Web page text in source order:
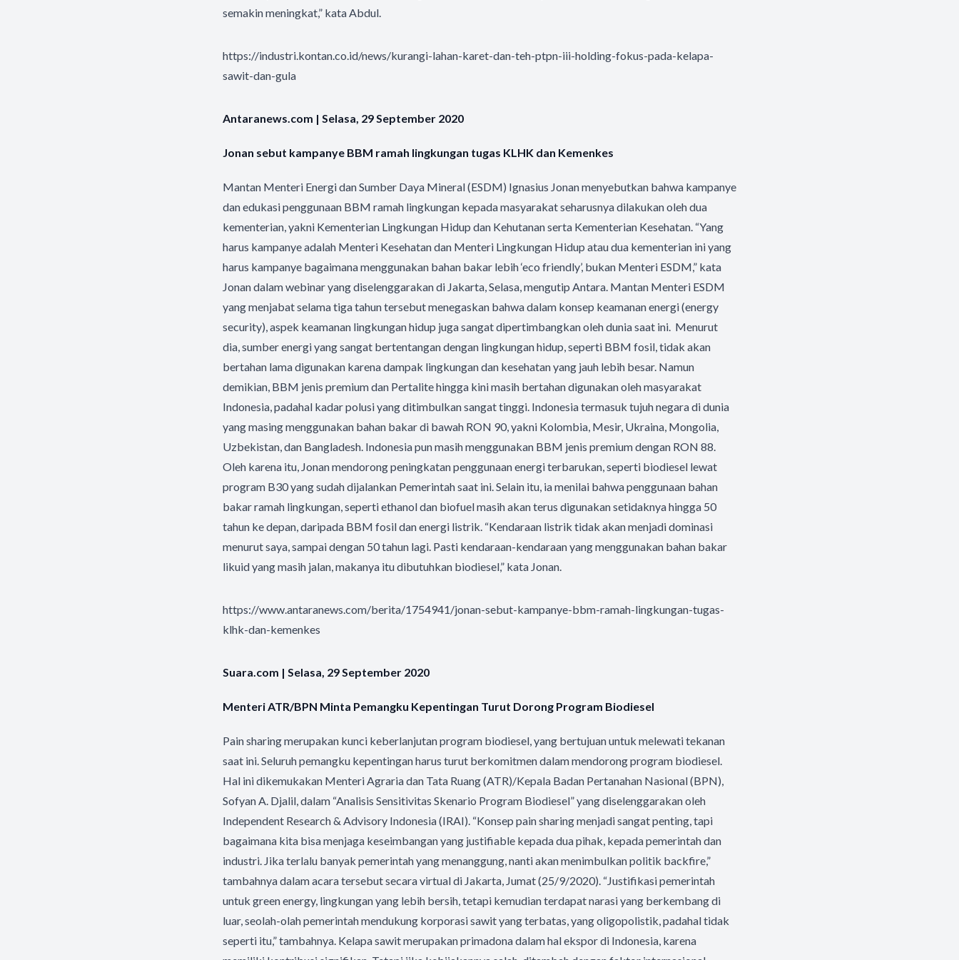
semakin meningkat,” kata Abdul.
https://industri.kontan.co.id/news/kurangi-lahan-karet-dan-teh-ptpn-iii-holding-fokus-pada-kelapa-
sawit-dan-gula
Antaranews.com | Selasa, 29 September 2020
Jonan sebut kampanye BBM ramah lingkungan tugas KLHK dan Kemenkes
Mantan Menteri Energi dan Sumber Daya Mineral (ESDM) Ignasius Jonan menyebutkan bahwa kampanye
dan edukasi penggunaan BBM ramah lingkungan kepada masyarakat seharusnya dilakukan oleh dua
kementerian, yakni Kementerian Lingkungan Hidup dan Kehutanan serta Kementerian Kesehatan. “Yang
harus kampanye adalah Menteri Kesehatan dan Menteri Lingkungan Hidup atau dua kementerian ini yang
harus kampanye bagaimana menggunakan bahan bakar lebih ‘eco friendly’, bukan Menteri ESDM,” kata
Jonan dalam webinar yang diselenggarakan di Jakarta, Selasa, mengutip Antara. Mantan Menteri ESDM
yang menjabat selama tiga tahun tersebut menegaskan bahwa dalam konsep keamanan energi (energy
security), aspek keamanan lingkungan hidup juga sangat dipertimbangkan oleh dunia saat ini. Menurut
dia, sumber energi yang sangat bertentangan dengan lingkungan hidup, seperti BBM fosil, tidak akan
bertahan lama digunakan karena dampak lingkungan dan kesehatan yang jauh lebih besar. Namun
demikian, BBM jenis premium dan Pertalite hingga kini masih bertahan digunakan oleh masyarakat
Indonesia, padahal kadar polusi yang ditimbulkan sangat tinggi. Indonesia termasuk tujuh negara di dunia
yang masing menggunakan bahan bakar di bawah RON 90, yakni Kolombia, Mesir, Ukraina, Mongolia,
Uzbekistan, dan Bangladesh. Indonesia pun masih menggunakan BBM jenis premium dengan RON 88.
Oleh karena itu, Jonan mendorong peningkatan penggunaan energi terbarukan, seperti biodiesel lewat
program B30 yang sudah dijalankan Pemerintah saat ini. Selain itu, ia menilai bahwa penggunaan bahan
bakar ramah lingkungan, seperti ethanol dan biofuel masih akan terus digunakan setidaknya hingga 50
tahun ke depan, daripada BBM fosil dan energi listrik. “Kendaraan listrik tidak akan menjadi dominasi
menurut saya, sampai dengan 50 tahun lagi. Pasti kendaraan-kendaraan yang menggunakan bahan bakar
likuid yang masih jalan, makanya itu dibutuhkan biodiesel,” kata Jonan.
https://www.antaranews.com/berita/1754941/jonan-sebut-kampanye-bbm-ramah-lingkungan-tugas-
klhk-dan-kemenkes
Suara.com | Selasa, 29 September 2020
Menteri ATR/BPN Minta Pemangku Kepentingan Turut Dorong Program Biodiesel
Pain sharing merupakan kunci keberlanjutan program biodiesel, yang bertujuan untuk melewati tekanan
saat ini. Seluruh pemangku kepentingan harus turut berkomitmen dalam mendorong program biodiesel.
Hal ini dikemukakan Menteri Agraria dan Tata Ruang (ATR)/Kepala Badan Pertanahan Nasional (BPN),
Sofyan A. Djalil, dalam “Analisis Sensitivitas Skenario Program Biodiesel” yang diselenggarakan oleh
Independent Research & Advisory Indonesia (IRAI). “Konsep pain sharing menjadi sangat penting, tapi
bagaimana kita bisa menjaga keseimbangan yang justifiable kepada dua pihak, kepada pemerintah dan
industri. Jika terlalu banyak pemerintah yang menanggung, nanti akan menimbulkan politik backfire,”
tambahnya dalam acara tersebut secara virtual di Jakarta, Jumat (25/9/2020). “Justifikasi pemerintah
untuk green energy, lingkungan yang lebih bersih, tetapi kemudian terdapat narasi yang berkembang di
luar, seolah-olah pemerintah mendukung korporasi sawit yang terbatas, yang oligopolistik, padahal tidak
seperti itu,” tambahnya. Kelapa sawit merupakan primadona dalam hal ekspor di Indonesia, karena